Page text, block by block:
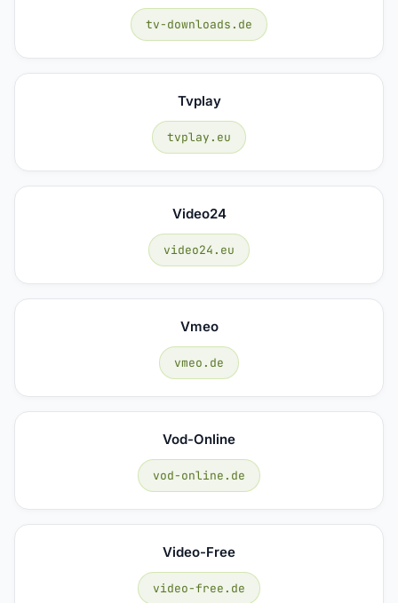
tv-downloads.de
Tvplay
tvplay.eu
Video24
video24.eu
Vmeo
vmeo.de
Vod-Online
vod-online.de
Video-Free
video-free.de